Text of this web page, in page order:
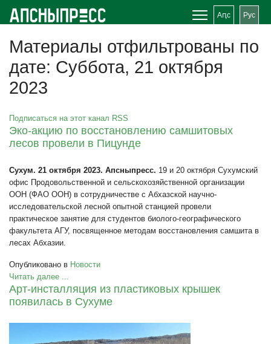
Аԥс Рус
Материалы отфильтрованы по
дате: Суббота, 21 октября
2023
Подписаться на этот канал RSS
Эко-акцию по восстановлению самшитовых
лесов провели в Пицунде
Сухум. 21 октября 2023. Апсныпресс. 19 и 20 октября Сухумский
офис Продовольственной и сельскохозяйственной организации
ООН (ФАО ООН) в сотрудничестве с Абхазской научно-
исследовательской лесной опытной станцией провели
практическое занятие для студентов биолого-географического
факультета АГУ, посвященное методам восстановления самшита в
лесах Абхазии.
Опубликовано в Новости
Читать далее ...
Арт-инсталляция из пластиковых крышек
появилась в Сухуме